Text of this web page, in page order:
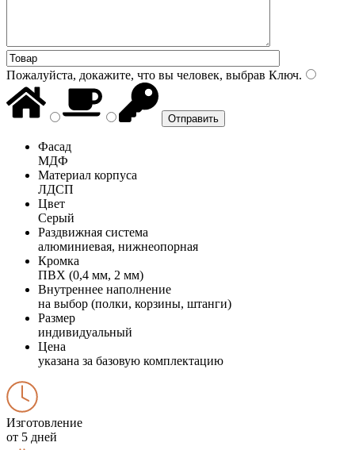
Пожалуйста, докажите, что вы человек, выбрав Ключ.
Фасад
МДФ
Материал корпуса
ЛДСП
Цвет
Серый
Раздвижная система
алюминиевая, нижнеопорная
Кромка
ПВХ (0,4 мм, 2 мм)
Внутреннее наполнение
на выбор (полки, корзины, штанги)
Размер
индивидуальный
Цена
указана за базовую комплектацию
Изготовление
от 5 дней